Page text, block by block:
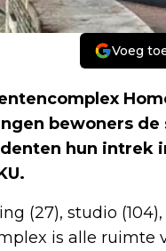
Voeg
bewoners
hun intrek
(27), studio
is alle ruimte